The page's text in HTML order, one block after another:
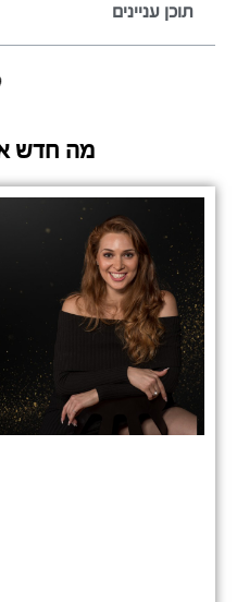
תוכן עניינים
מה חדש